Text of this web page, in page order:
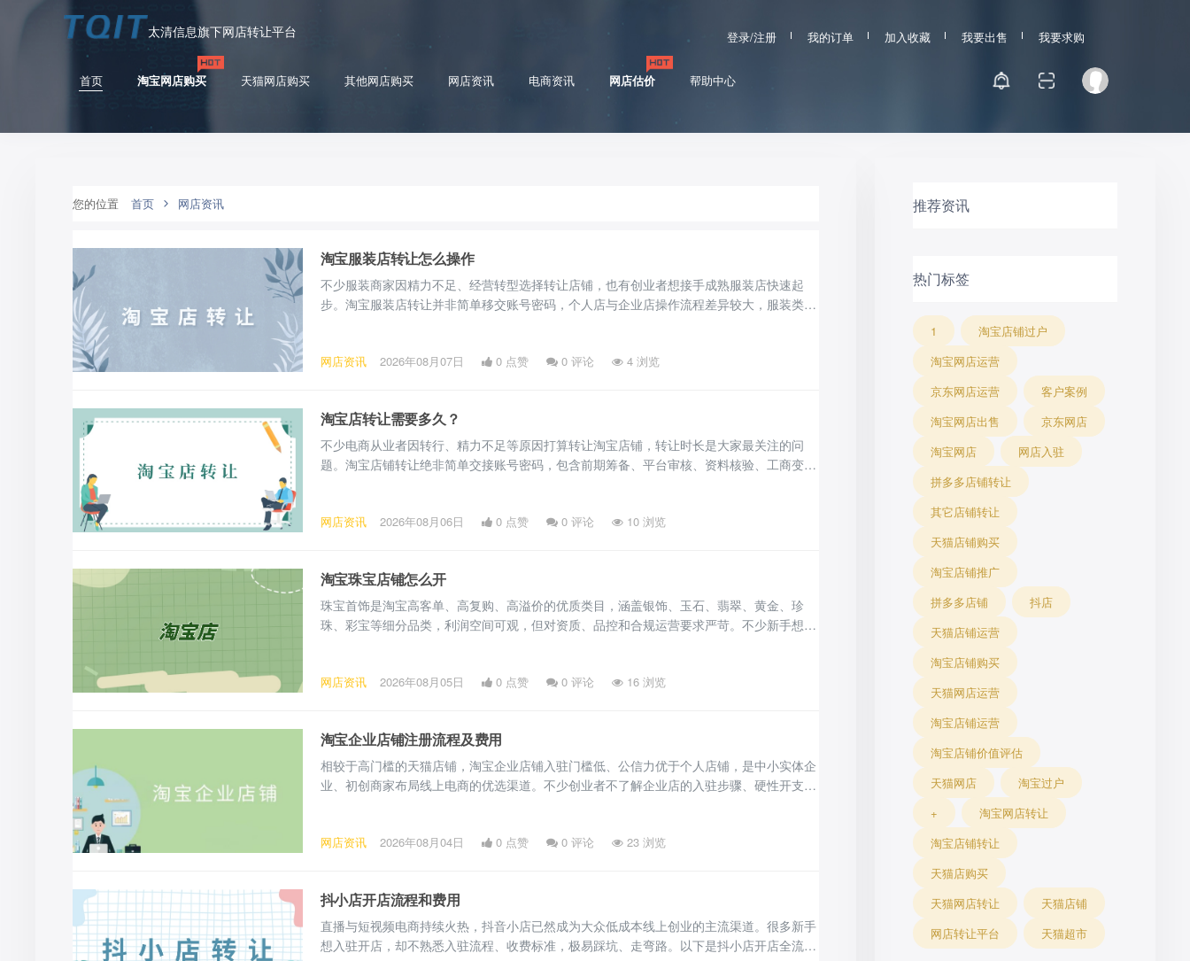
太清信息旗下网店转让平台 登录/注册 我的订单 加入收藏 我要出售 我要求购
首页 淘宝网店购买 天猫网店购买 其他网店购买 网店资讯 电商资讯 网店估价 帮助中心
您的位置 首页 网店资讯
淘宝服装店转让怎么操作
不少服装商家因精力不足、经营转型选择转让店铺，也有创业者想接手成熟服装店快速起
步。淘宝服装店转让并非简单移交账号密码，个人店与企业店操作流程差异较大，服装类目
完成店铺全面自检，店铺状态异常将直接驳回过户申请。首先核查店铺经营状态，通过千
网店资讯 2026年08月07日 0 点赞 0评论 4 浏览
淘宝店转让需要多久？
不少电商从业者因转行、精力不足等原因打算转让淘宝店铺，转让时长是大家最关注的问
题。淘宝店铺转让绝非简单交接账号密码，包含前期筹备、平台审核、资料核验、工商变
差距较大。 个人店铺官方过户仅支持继承、离婚财产分割、近亲属过户等合规场景，禁止
网店资讯 2026年08月06日 0 点赞 0评论 10 浏览
淘宝珠宝店铺怎么开
珠宝首饰是淘宝高客单、高复购、高溢价的优质类目，涵盖银饰、玉石、翡翠、黄金、珍
珠、彩宝等细分品类，利润空间可观，但对资质、品控和合规运营要求严苛。不少新手想入
新手需提前落实到位。资质方面，淘宝珠宝类目分为个人店和企业店。个人店门槛低，仅
网店资讯 2026年08月05日 0 点赞 0评论 16 浏览
淘宝企业店铺注册流程及费用
相较于高门槛的天猫店铺，淘宝企业店铺入驻门槛低、公信力优于个人店铺，是中小实体企
业、初创商家布局线上电商的优选渠道。不少创业者不了解企业店的入驻步骤、硬性开支及
耽误开店进度。首先是企业主体资质，需有效期内的营业执照，经营范围匹配主营商品类
网店资讯 2026年08月04日 0 点赞 0评论 23 浏览
抖小店开店流程和费用
直播与短视频电商持续火热，抖音小店已然成为大众低成本线上创业的主流渠道。很多新手
想入驻开店，却不熟悉入驻流程、收费标准，极易踩坑、走弯路。以下是抖小店开店全流程
推荐资讯
热门标签
1
淘宝店铺过户
淘宝网店运营
京东网店运营
客户案例
淘宝网店出售
京东网店
淘宝网店
网店入驻
拼多多店铺转让
其它店铺转让
天猫店铺购买
淘宝店铺推广
拼多多店铺
抖店
天猫店铺运营
淘宝店铺购买
天猫网店运营
淘宝店铺运营
淘宝店铺价值评估
天猫网店
淘宝过户
+
淘宝网店转让
淘宝店铺转让
天猫店购买
天猫网店转让
天猫店铺
网店转让平台
天猫超市